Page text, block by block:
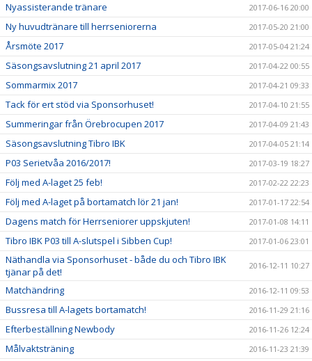
Nyassisterande tränare 2017-06-16 20:00
Ny huvudtränare till herrseniorerna 2017-05-20 21:00
Årsmöte 2017 2017-05-04 21:24
Säsongsavslutning 21 april 2017 2017-04-22 00:55
Sommarmix 2017 2017-04-21 09:33
Tack för ert stöd via Sponsorhuset! 2017-04-10 21:55
Summeringar från Örebrocupen 2017 2017-04-09 21:43
Säsongsavslutning Tibro IBK 2017-04-05 21:14
P03 Serietvåa 2016/2017! 2017-03-19 18:27
Följ med A-laget 25 feb! 2017-02-22 22:23
Följ med A-laget på bortamatch lör 21 jan! 2017-01-17 22:54
Dagens match för Herrseniorer uppskjuten! 2017-01-08 14:11
Tibro IBK P03 till A-slutspel i Sibben Cup! 2017-01-06 23:01
Näthandla via Sponsorhuset - både du och Tibro IBK
tjänar på det!
2016-12-11 10:27
Matchändring 2016-12-11 09:53
Bussresa till A-lagets bortamatch! 2016-11-29 21:16
Efterbeställning Newbody 2016-11-26 12:24
Målvaktsträning 2016-11-23 21:39